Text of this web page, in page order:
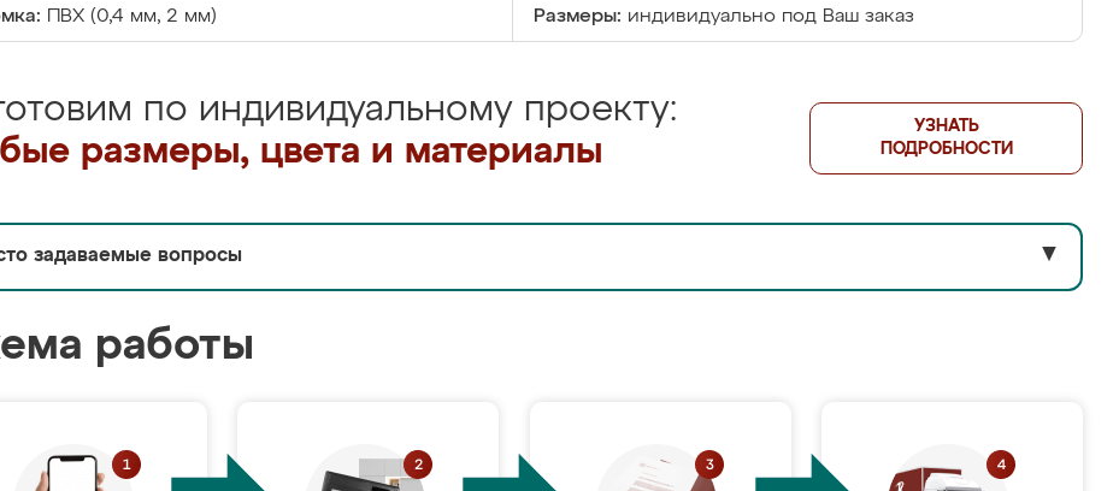
ПВХ (0,4 мм, 2 мм) Размеры: индивидуально под Ваш заказ
по индивидуальному проекту:
размеры, цвета и материалы
УЗНАТЬ
ПОДРОБНОСТИ
задаваемые вопросы ▼
работы